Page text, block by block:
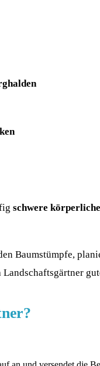
schwere
Baumstümpfe,
Landschaftsgärtner